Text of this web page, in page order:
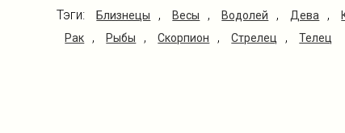
Тэги: Близнецы , Весы , Водолей , Дева ,
Рак , Рыбы , Скорпион , Стрелец , Телец